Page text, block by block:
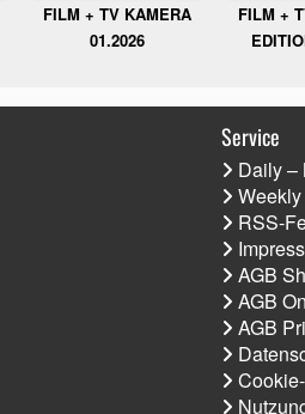
FILM + TV KAMERA
01.2026
FILM +
Service
Daily –
RSS-
AGB
AGB
AGB